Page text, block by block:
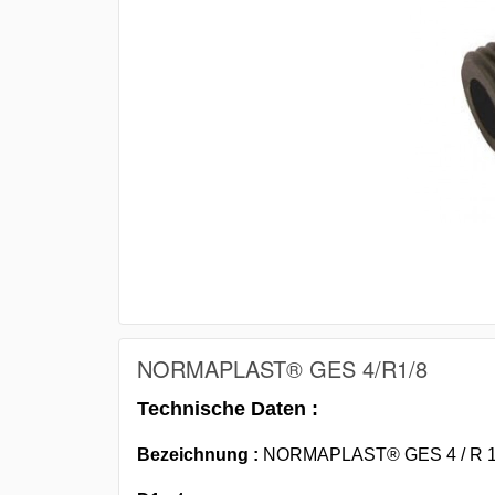
NORMAPLAST® GES 4/R1/8
Technische Daten :
Bezeichnung : NORMAPLAST® GES 4 / R